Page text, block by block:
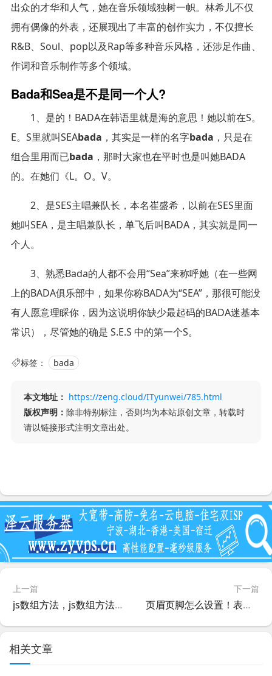
出众的才华和人气，她在音乐领域独树一帜。林希儿不仅
拥有偶像的外表，还展现出了丰富的创作实力，不仅擅长
R&B、Soul、pop以及Rap等多种音乐风格，还涉足作曲、
作词和音乐制作等多个领域。
Bada和Sea是不是同一个人?
1、是的！BADA在韩语里就是海的意思！她以前在S。
E。S里就叫SEAbada ，其实是一样的名字bada ，只是在
组合里用而已bada ，那时大家也在平时也是叫她BADA
的。在她们《L。O。V。
2、是SES主唱兼队长，本名崔盛希，以前在SES里面
她叫SEA，是主唱兼队长，单飞后叫BADA，其实就是同一
个人。
3、熟悉Bada的人都不会用“Sea”来称呼她（在一些网
上的BADA俱乐部中，如果你称BADA为“SEA”，那很可能没
有人愿意理睬你，因为这说明你缺少最起码的BADA迷基本
常识），尽管她的确是 S.E.S 中的第一个S。
标签： bada
本文地址： https://zeng.cloud/ITyunwei/785.html
版权声明： 除非特别标注，否则均为本站原创文章，转载时
请以链接形式注明文章出处。
上一篇
js数组方法，js数组方法改变原数组——
下一篇
页眉页脚怎么设置！表格里页眉页脚怎么设置！
相关文章